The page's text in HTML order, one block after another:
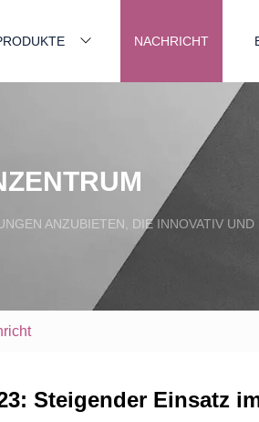
NACHRICHT
ANZUBIETEN, DIE INNOVATIV UND
Steigender Einsatz